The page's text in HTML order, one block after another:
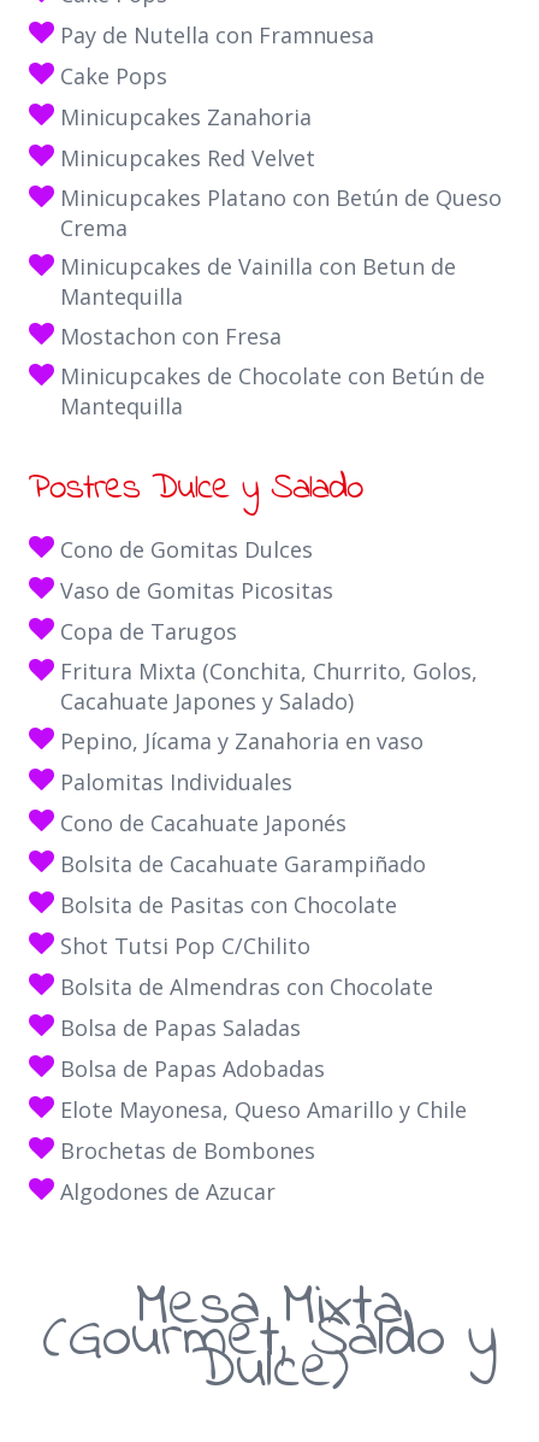
Pay de Nutella con Framnuesa
Cake Pops
Minicupcakes Zanahoria
Minicupcakes Red Velvet
Minicupcakes Platano con Betún de Queso
Crema
Minicupcakes de Vainilla con Betun de
Mantequilla
Mostachon con Fresa
Minicupcakes de Chocolate con Betún de
Mantequilla
Postres Dulce y Salado
Cono de Gomitas Dulces
Vaso de Gomitas Picositas
Copa de Tarugos
Fritura Mixta (Conchita, Churrito, Golos,
Cacahuate Japones y Salado)
Pepino, Jícama y Zanahoria en vaso
Palomitas Individuales
Cono de Cacahuate Japonés
Bolsita de Cacahuate Garampiñado
Bolsita de Pasitas con Chocolate
Shot Tutsi Pop C/Chilito
Bolsita de Almendras con Chocolate
Bolsa de Papas Saladas
Bolsa de Papas Adobadas
Elote Mayonesa, Queso Amarillo y Chile
Brochetas de Bombones
Algodones de Azucar
Mesa Mixta
(Gourmet, Saldo y
Dulce)